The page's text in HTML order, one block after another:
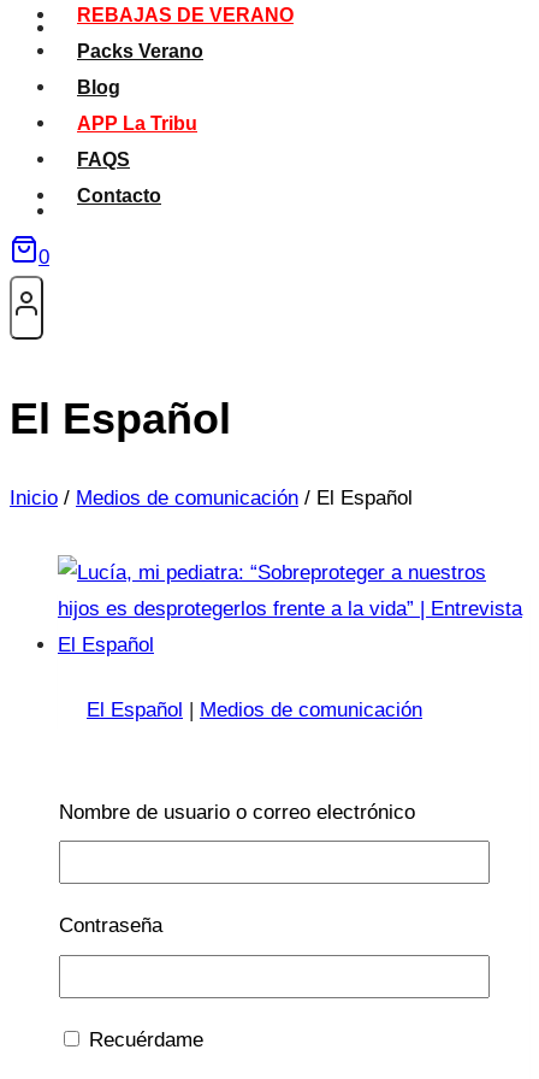
REBAJAS DE VERANO
Packs Verano
Blog
APP La Tribu
FAQS
Contacto
0
El Español
Inicio / Medios de comunicación / El Español
El Español Medios de comunicación
“Sobreproteger a nuestros
hijos es desprotegerlos
frente a la vida” |
Entrevista El Español
Nombre de usuario o correo electrónico
Contraseña
Recuérdame